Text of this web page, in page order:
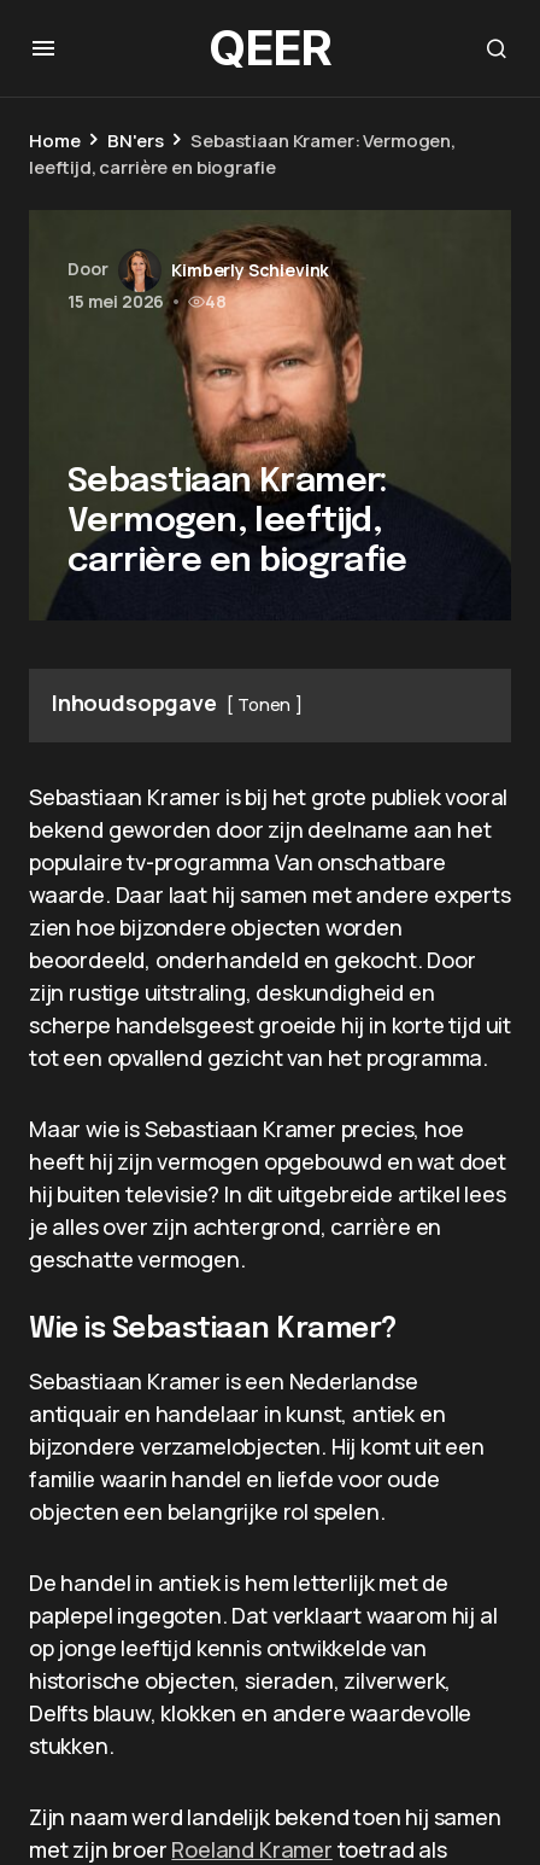
QEER
Home BN'ers
Sebastiaan Kramer: Vermogen,
leeftijd, carrière en biografie
Door
Kimberly Schievink
15 mei 2026 • 48
Sebastiaan Kramer:
Vermogen, leeftijd,
carrière en biografie
Inhoudsopgave Tonen
Sebastiaan Kramer is bij het grote publiek vooral
bekend geworden door zijn deelname aan het
populaire tv-programma Van onschatbare
waarde. Daar laat hij samen met andere experts
zien hoe bijzondere objecten worden
beoordeeld, onderhandeld en gekocht. Door
zijn rustige uitstraling, deskundigheid en
scherpe handelsgeest groeide hij in korte tijd uit
tot een opvallend gezicht van het programma.
Maar wie is Sebastiaan Kramer precies, hoe
heeft hij zijn vermogen opgebouwd en wat doet
hij buiten televisie? In dit uitgebreide artikel lees
je alles over zijn achtergrond, carrière en
geschatte vermogen.
Wie is Sebastiaan Kramer?
Sebastiaan Kramer is een Nederlandse
antiquair en handelaar in kunst, antiek en
bijzondere verzamelobjecten. Hij komt uit een
familie waarin handel en liefde voor oude
objecten een belangrijke rol spelen.
De handel in antiek is hem letterlijk met de
paplepel ingegoten. Dat verklaart waarom hij al
op jonge leeftijd kennis ontwikkelde van
historische objecten, sieraden, zilverwerk,
Delfts blauw, klokken en andere waardevolle
stukken.
Zijn naam werd landelijk bekend toen hij samen
met zijn broer Roeland Kramer toetrad als